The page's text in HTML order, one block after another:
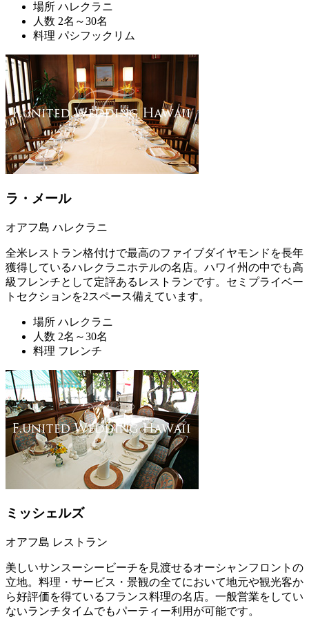
場所 ハレクラニ
人数 2名～30名
料理 パシフックリム
ラ・メール
オアフ島 ハレクラニ
全米レストラン格付けで最高のファイブダイヤモンドを長年
獲得しているハレクラニホテルの名店。ハワイ州の中でも高
級フレンチとして定評あるレストランです。セミプライベー
トセクションを2スペース備えています。
場所 ハレクラニ
人数 2名～30名
料理 フレンチ
ミッシェルズ
オアフ島 レストラン
美しいサンスーシービーチを見渡せるオーシャンフロントの
立地。料理・サービス・景観の全てにおいて地元や観光客か
ら好評価を得ているフランス料理の名店。一般営業をしてい
ないランチタイムでもパーティー利用が可能です。